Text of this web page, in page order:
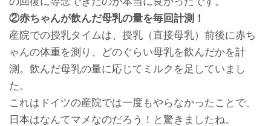
②赤ちゃんが飲んだ母乳の量を毎回計測！
産院での授乳タイムは、授乳（直接母乳）前後に赤ち
ゃんの体重を測り、どのぐらい母乳を飲んだかを計
測。飲んだ母乳の量に応じてミルクを足していまし
た。
これはドイツの産院では一度もやらなかったことで、
日本はなんてマメなのだろう！と驚きましたね。